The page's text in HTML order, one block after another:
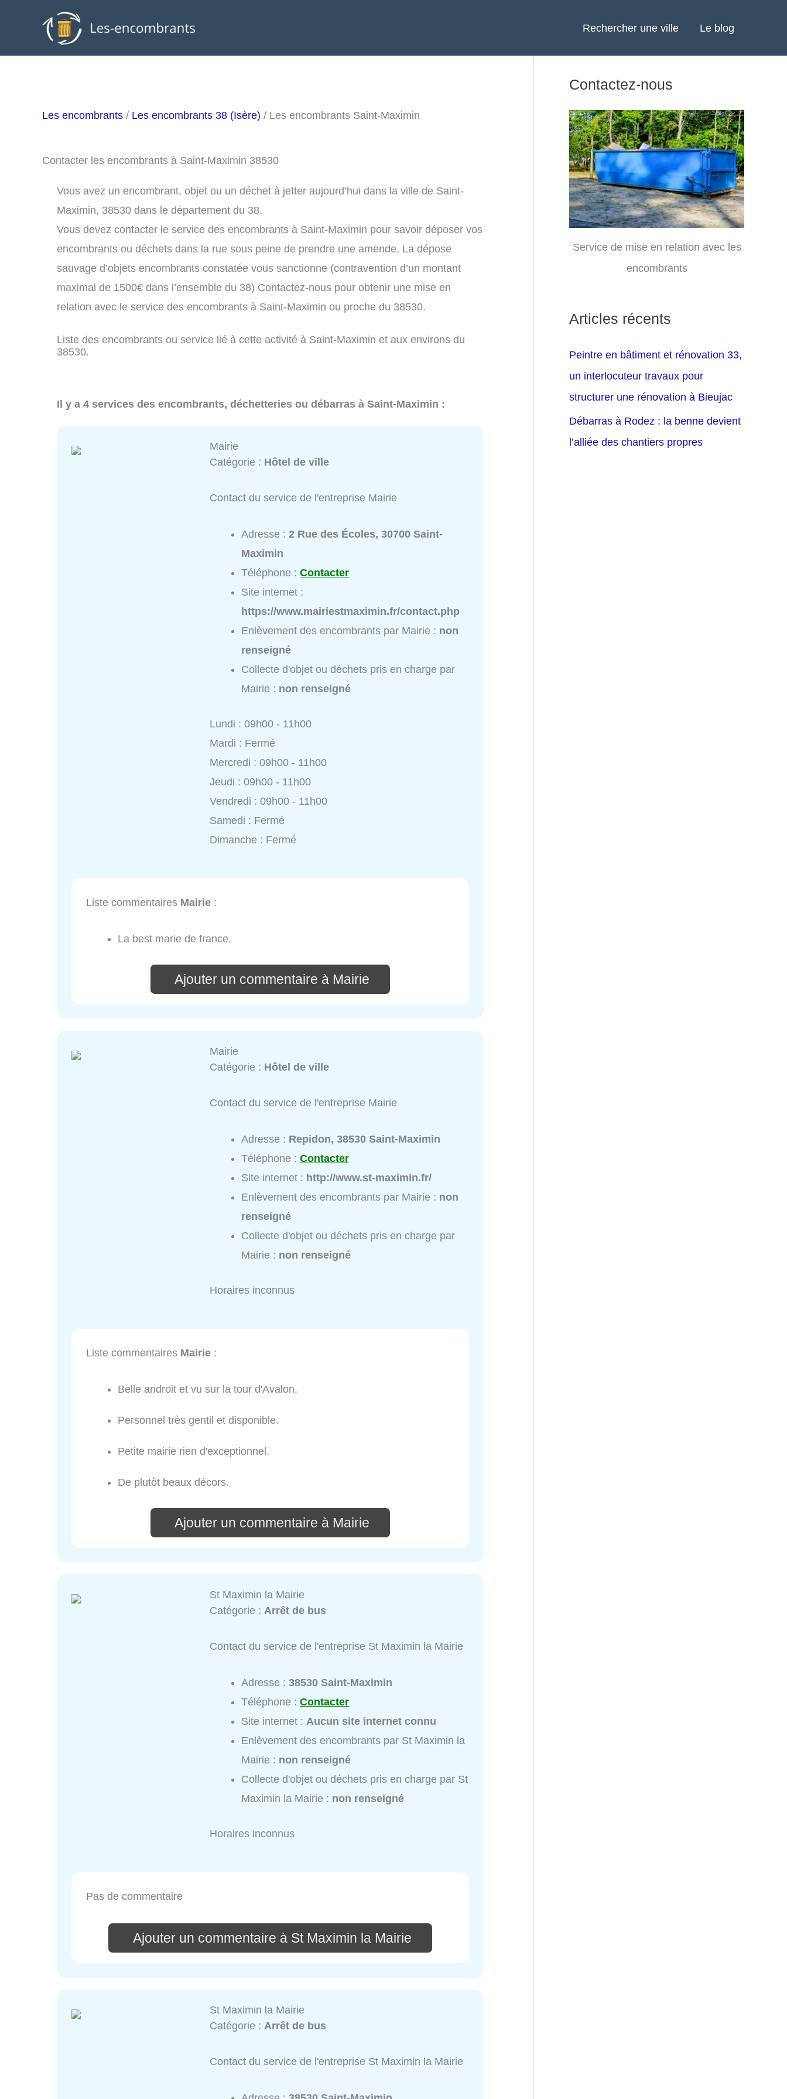
Rechercher une ville Le blog
Les encombrants / Les encombrants 38 (Isère) / Les encombrants Saint-Maximin
Contacter les encombrants à Saint-Maximin 38530
Vous avez un encombrant, objet ou un déchet à jetter aujourd’hui dans la ville de Saint-
Maximin, 38530 dans le département du 38.
Vous devez contacter le service des encombrants à Saint-Maximin pour savoir déposer vos
encombrants ou déchets dans la rue sous peine de prendre une amende. La dépose
sauvage d’objets encombrants constatée vous sanctionne (contravention d’un montant
maximal de 1500€ dans l’ensemble du 38) Contactez-nous pour obtenir une mise en
relation avec le service des encombrants à Saint-Maximin ou proche du 38530.
Liste des encombrants ou service lié à cette activité à Saint-Maximin et aux environs du
38530.
Il y a 4 services des encombrants, déchetteries ou débarras à Saint-Maximin :
Mairie
Catégorie : Hôtel de ville
Contact du service de l'entreprise Mairie
Adresse :2 Rue des Écoles, 30700 Saint-
Maximin
Téléphone :Contacter
Site internet :
https://www.mairiestmaximin.fr/contact.php
Enlèvement des encombrants par Mairie : non
renseigné
Collecte d'objet ou déchets pris en charge par
Mairie : non renseigné
Lundi : 09h00 - 11h00
Mardi : Fermé
Mercredi : 09h00 - 11h00
Jeudi : 09h00 - 11h00
Vendredi : 09h00 - 11h00
Samedi : Fermé
Dimanche : Fermé
Liste commentaires Mairie :
La best marie de france.
Ajouter un commentaire à Mairie
Mairie
Catégorie : Hôtel de ville
Contact du service de l'entreprise Mairie
Adresse : Repidon, 38530 Saint-Maximin
Téléphone :Contacter
Site internet : http://www.st-maximin.fr/
Enlèvement des encombrants par Mairie : non
renseigné
Collecte d'objet ou déchets pris en charge par
Mairie : non renseigné
Horaires inconnus
Liste commentaires Mairie :
Belle androit et vu sur la tour d'Avalon.
Personnel très gentil et disponible.
Petite mairie rien d'exceptionnel.
De plutôt beaux décors.
Ajouter un commentaire à Mairie
St Maximin la Mairie
Catégorie : Arrêt de bus
Contact du service de l'entreprise St Maximin la Mairie
Adresse :38530 Saint-Maximin
Téléphone :Contacter
Site internet :Aucun site internet connu
Enlèvement des encombrants par St Maximin la
Mairie : non renseigné
Collecte d'objet ou déchets pris en charge par St
Maximin la Mairie : non renseigné
Horaires inconnus
Pas de commentaire
Ajouter un commentaire à St Maximin la Mairie
St Maximin la Mairie
Catégorie : Arrêt de bus
Contact du service de l'entreprise St Maximin la Mairie
Contactez-nous
Service de mise en relation avec les
encombrants
Articles récents
Peintre en bâtiment et rénovation 33,
un interlocuteur travaux pour
structurer une rénovation à Bieujac
Débarras à Rodez : la benne devient
l’alliée des chantiers propres